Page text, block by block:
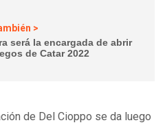
>
será la encargada de abrir
de Catar 2022
de Del Cioppo se da luego